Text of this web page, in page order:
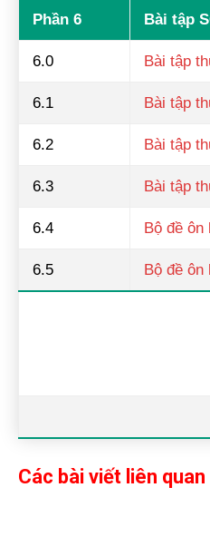
Phần 6 Bài tập
6.0 Bài tập
6.1 Bài tập
6.2 Bài tập
6.3 Bài tập
6.4 Bộ đề
6.5 Bộ đề
Các bài viết liên quan